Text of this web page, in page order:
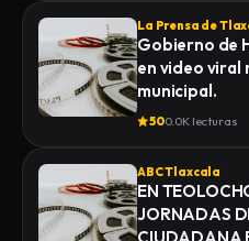
La Prensa de
Gobierno de
en video viral
municipal.
500.0K lecturas
ABC Tlaxcala
EN
JORNADAS